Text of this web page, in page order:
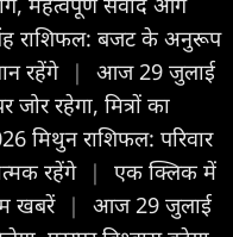
राशिफल: बजट के अनुरूप
रहेंगे |
आज 29 जुलाई
रहेगा, मित्रों का
मिथुन राशिफल: परिवार
रहेंगे |
एक क्लिक में
खबरें |
आज 29 जुलाई